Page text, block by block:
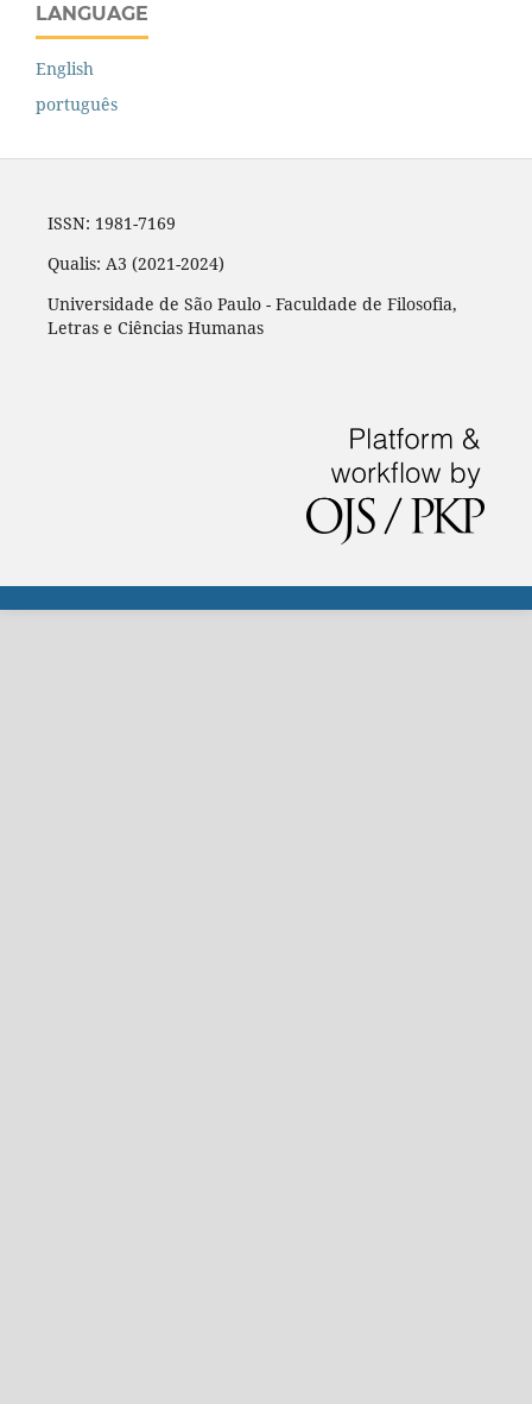
LANGUAGE
English
português
ISSN: 1981-7169
Qualis: A3 (2021-2024)
Universidade de São Paulo - Faculdade de Filosofia,
Letras e Ciências Humanas